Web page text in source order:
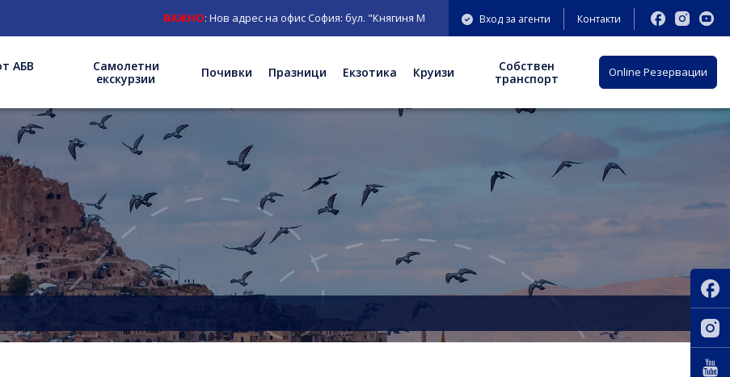
ВАЖНО: Нов адрес на офис София: бул. "Княгиня Мария Луиза" 9-11 ет.3;Вход за агенти Контакти
АБВ
Самолетни
екскурзии
Почивки Празници Екзотика Круизи
Собствен
транспорт
Оnline Резервации